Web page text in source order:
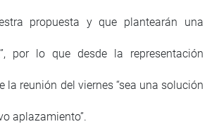
propuesta y que plantearán una
por lo que desde la representación
la reunión del viernes “sea una solución
aplazamiento”.